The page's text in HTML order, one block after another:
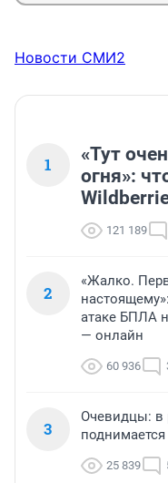
Новости СМИ2
1
«Тут
огня»:
121 189
2
«Жалко.
атаке БПЛА
— онлайн
60 936
3
Очевидцы: в
25 839